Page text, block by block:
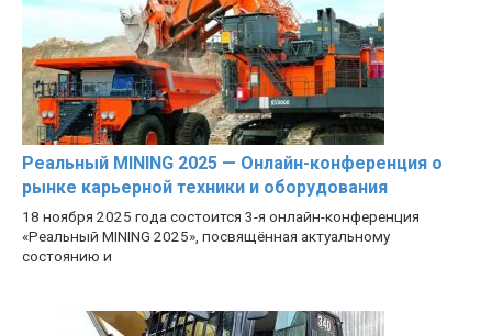
Реальный MINING 2025 — Онлайн-конференция о
рынке карьерной техники и оборудования
18 ноября 2025 года состоится 3-я онлайн-конференция
«Реальный MINING 2025», посвящённая актуальному
состоянию и